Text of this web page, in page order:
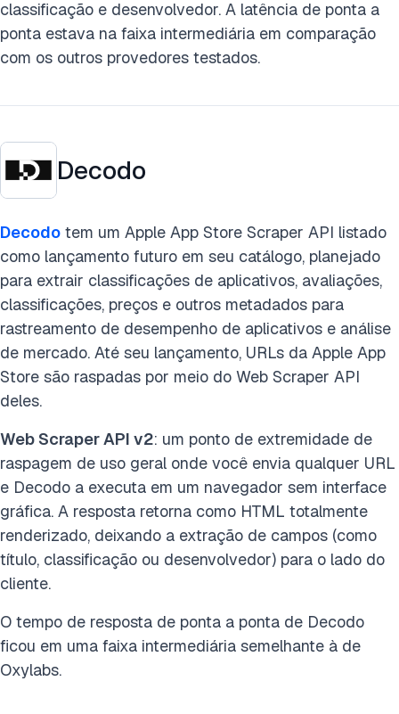
classificação e desenvolvedor. A latência de ponta a
ponta estava na faixa intermediária em comparação
com os outros provedores testados.
Decodo
Decodo tem um Apple App Store Scraper API listado
como lançamento futuro em seu catálogo, planejado
para extrair classificações de aplicativos, avaliações,
classificações, preços e outros metadados para
rastreamento de desempenho de aplicativos e análise
de mercado. Até seu lançamento, URLs da Apple App
Store são raspadas por meio do Web Scraper API
deles.
Web Scraper API v2: um ponto de extremidade de
raspagem de uso geral onde você envia qualquer URL
e Decodo a executa em um navegador sem interface
gráfica. A resposta retorna como HTML totalmente
renderizado, deixando a extração de campos (como
título, classificação ou desenvolvedor) para o lado do
cliente.
O tempo de resposta de ponta a ponta de Decodo
ficou em uma faixa intermediária semelhante à de
Oxylabs.